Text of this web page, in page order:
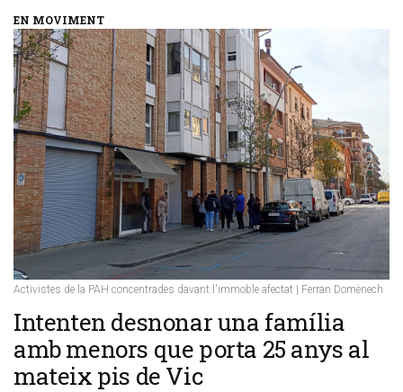
EN MOVIMENT
Activistes de la PAH concentrades davant l'immoble afectat | Ferran Domènech
​Intenten desnonar una família
amb menors que porta 25 anys al
mateix pis de Vic